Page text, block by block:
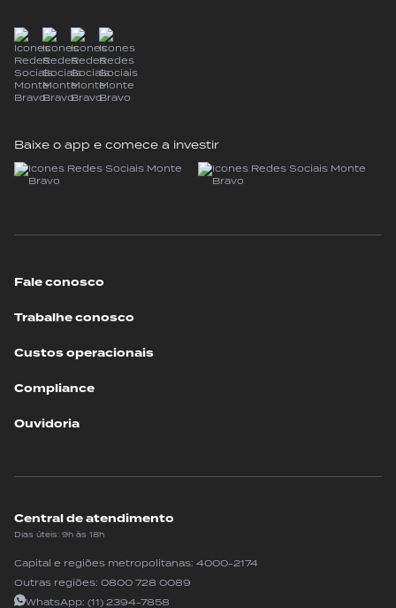
Baixe o app e comece a investir
Fale conosco
Trabalhe conosco
Custos operacionais
Compliance
Ouvidoria
Central de atendimento
Dias úteis: 9h às 18h
Capital e regiões metropolitanas: 4000-2174
Outras regiões: 0800 728 0089
WhatsApp: (11) 2394-7858